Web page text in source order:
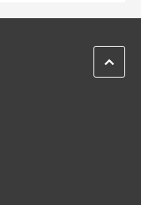
ZPĚT